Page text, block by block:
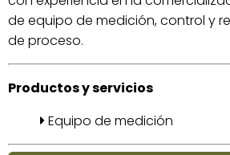
de equipo de medición, control y
de proceso.
Productos y servicios
Equipo de medición